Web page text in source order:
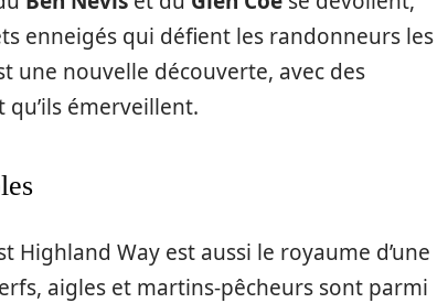
enneigés qui défient les randonneurs les
une nouvelle découverte, avec des
émerveillent.
Highland Way est aussi le royaume d’une
aigles et martins-pêcheurs sont parmi